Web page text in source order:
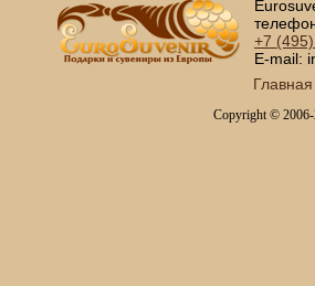
Вазы декоративные
Часы интерьерные
+7 (495)
E-mail:
Главная
Copyright ©